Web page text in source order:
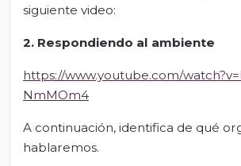
siguiente video:
2. Respondiendo al ambiente
https://www.youtube.com/
NmMOm4
A continuación, identifica de qué
hablaremos.